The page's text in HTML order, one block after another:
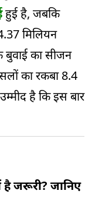
हुई है, जबकि
मिलियन
बुवाई का सीजन
का रकबा 8.4
है कि इस बार
है जरूरी? जानिए